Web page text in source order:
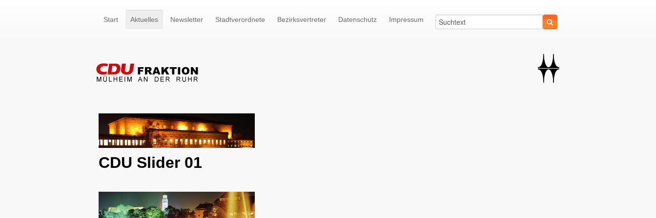
Start Aktuelles Newsletter Stadtverordnete Bezirksvertreter Datenschutz Impressum
CDU Slider 01